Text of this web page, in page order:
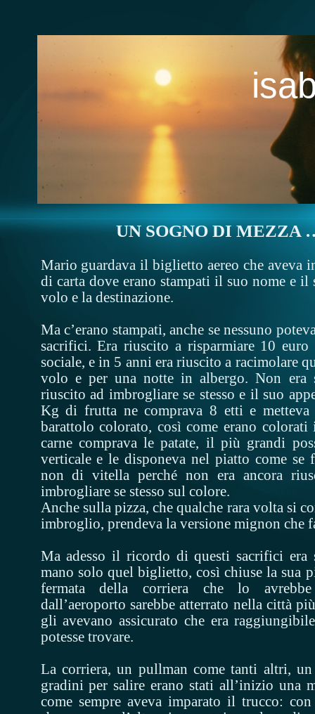
UN SOGNO DI MEZZA
Mario guardava il biglietto aereo che aveva
di carta dove erano stampati il suo nome e
volo e la destinazione.
Ma c’erano stampati, anche se nessuno
sacrifici. Era riuscito a risparmiare 10 euro
sociale, e in 5 anni era riuscito a racimolare
volo e per una notte in albergo. Non era
riuscito ad imbrogliare se stesso e il suo
Kg di frutta ne comprava 8 etti e
barattolo colorato, così come erano
carne comprava le patate, il più grandi
verticale e le disponeva nel piatto come se
non di vitella perché non era ancora
imbrogliare se stesso sul colore.
Anche sulla pizza, che qualche rara volta si
imbroglio, prendeva la versione mignon che
Ma adesso il ricordo di questi sacrifici era
mano solo quel biglietto, così chiuse la sua
fermata della corriera che lo
dall’aeroporto sarebbe atterrato nella città
gli avevano assicurato che era
potesse trovare.
La corriera, un pullman come tanti altri,
gradini per salire erano stati all’inizio una
come sempre aveva imparato il trucco: